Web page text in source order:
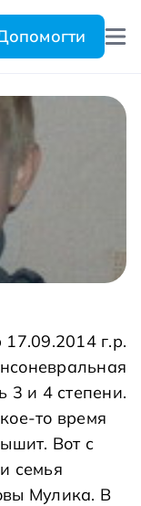
г.р.
3 и 4 степени.
то время
Вот с
семья
Мулика. В